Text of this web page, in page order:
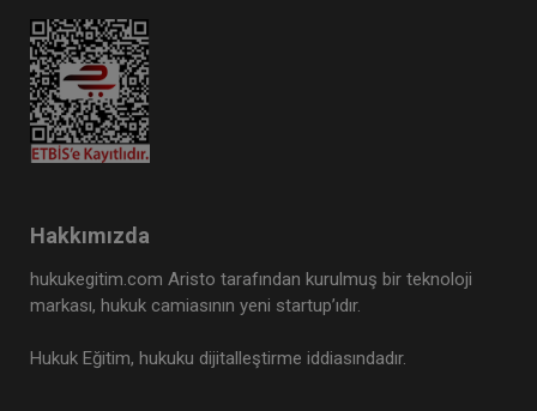
Hakkımızda
hukukegitim.com Aristo tarafından kurulmuş bir teknoloji
markası, hukuk camiasının yeni startup’ıdır.
Hukuk Eğitim, hukuku dijitalleştirme iddiasındadır.